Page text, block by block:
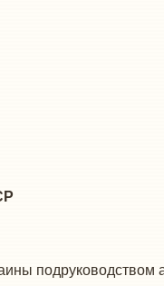
подруководством